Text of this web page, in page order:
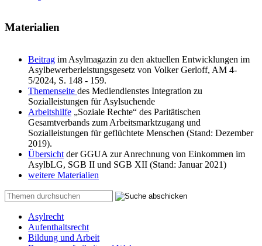
Materialien
Beitrag im Asylmagazin zu den aktuellen Entwicklungen im
Asylbewerberleistungsgesetz von Volker Gerloff, AM 4-
5/2024, S. 148 - 159.
Themenseite des Mediendienstes Integration zu
Sozialleistungen für Asylsuchende
Arbeitshilfe „Soziale Rechte“ des Paritätischen
Gesamtverbands zum Arbeitsmarktzugang und
Sozialleistungen für geflüchtete Menschen (Stand: Dezember
2019).
Übersicht der GGUA zur Anrechnung von Einkommen im
AsylbLG, SGB II und SGB XII (Stand: Januar 2021)
weitere Materialien
Asylrecht
Aufenthaltsrecht
Bildung und Arbeit